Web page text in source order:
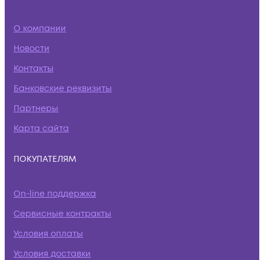
О компании
Новости
Контакты
Банковские реквизиты
Партнеры
Карта сайта
ПОКУПАТЕЛЯМ
On-line поддержка
Сервисные контракты
Условия оплаты
Условия доставки